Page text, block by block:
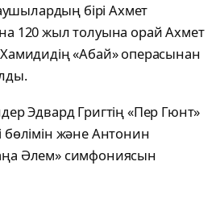
бірі Ахмет
120 жыл толуына орай Ахмет
«Абай» операсынан
Эдвард Григтің «Пер Гюнт»
және Антонин
Әлем» симфониясын